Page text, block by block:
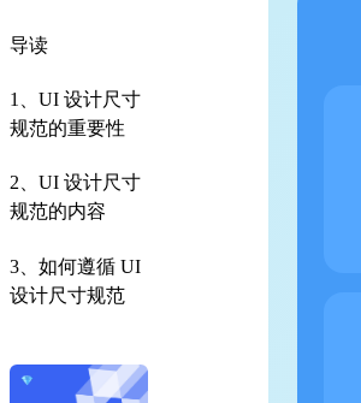
导读
1、UI 设计尺寸
规范的重要性
2、UI 设计尺寸
规范的内容
3、如何遵循 UI
设计尺寸规范